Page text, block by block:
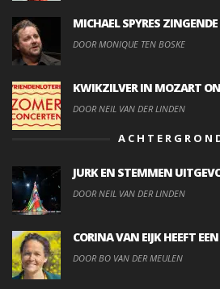
MICHAEL SPYRES ZINGENDE
DOOR MONIQUE TEN BOSKE
KWIKZILVER IN MOZART
DOOR NEIL VAN DER LINDEN
JURK EN STEMMEN
DOOR NEIL VAN DER LINDEN
CORINA VAN EIJK HEEFT
DOOR BO VAN DER MEULEN